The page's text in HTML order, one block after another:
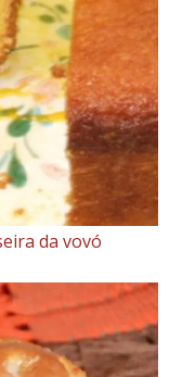
Coco
Ralado
da vovó